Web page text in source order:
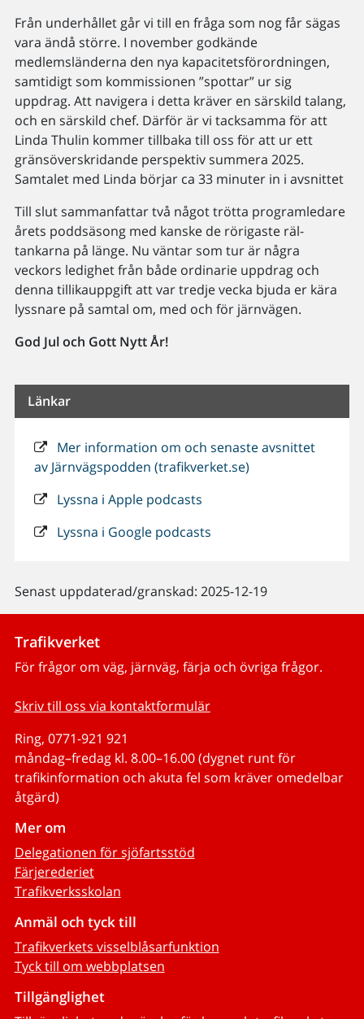
Från underhållet går vi till en fråga som nog får sägas
vara ändå större. I november godkände
medlemsländerna den nya kapacitetsförordningen,
samtidigt som kommissionen ”spottar” ur sig
uppdrag. Att navigera i detta kräver en särskild talang,
och en särskild chef. Därför är vi tacksamma för att
Linda Thulin kommer tillbaka till oss för att ur ett
gränsöverskridande perspektiv summera 2025.
Samtalet med Linda börjar ca 33 minuter in i avsnittet
Till slut sammanfattar två något trötta programledare
årets poddsäsong med kanske de rörigaste räl-
tankarna på länge. Nu väntar som tur är några
veckors ledighet från både ordinarie uppdrag och
denna tillikauppgift att var tredje vecka bjuda er kära
lyssnare på samtal om, med och för järnvägen.
God Jul och Gott Nytt År!
Länkar
Mer information om och senaste avsnittet
av Järnvägspodden (trafikverket.se)
Lyssna i Apple podcasts
Lyssna i Google podcasts
Senast uppdaterad/granskad: 2025-12-19
Trafikverket
För frågor om väg, järnväg, färja och övriga frågor.
Skriv till oss via kontaktformulär
Ring, 0771-921 921
måndag–fredag kl. 8.00–16.00 (dygnet runt för
trafikinformation och akuta fel som kräver omedelbar
åtgärd)
Mer om
Delegationen för sjöfartsstöd
Färjerederiet
Trafikverksskolan
Anmäl och tyck till
Trafikverkets visselblåsarfunktion
Tyck till om webbplatsen
Tillgänglighet